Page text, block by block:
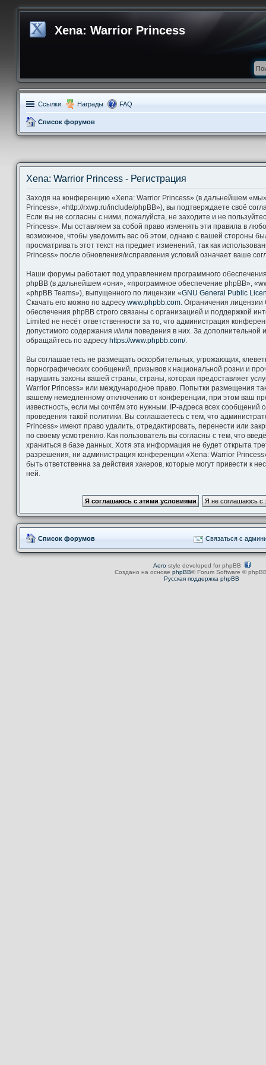
Xena: Warrior Princess
Ссылки Награды FAQ
Список форумов
Xena: Warrior Princess - Регистрация
Заходя на конференцию «Xena: Warrior Princess» (в дальнейшем
Princess», «http://rxwp.ru/include/phpBB»), вы подтверждаете своё
Если вы не согласны с ними, пожалуйста, не заходите и не
Princess». Мы оставляем за собой право изменять эти правила в
возможное, чтобы уведомить вас об этом, однако с вашей стороны
просматривать этот текст на предмет изменений, так как
Princess» после обновления/исправления условий означает ваше
Наши форумы работают под управлением программного
phpBB (в дальнейшем «они», «программное обеспечение phpBB»,
«phpBB Teams»), выпущенного по лицензии «GNU General Public
Скачать его можно по адресу www.phpbb.com. Ограничения лицензии
обеспечения phpBB строго связаны с организацией и поддержкой
Limited не несёт ответственности за то, что администрация
допустимого содержания и/или поведения в них. За
обращайтесь по адресу https://www.phpbb.com/.
Вы соглашаетесь не размещать оскорбительных, угрожающих,
порнографических сообщений, призывов к национальной розни и
нарушить законы вашей страны, страны, которая предоставляет
Warrior Princess» или международное право. Попытки размещения
вашему немедленному отключению от конференции, при этом ваш
известность, если мы сочтём это нужным. IP-адреса всех сообщений
проведения такой политики. Вы соглашаетесь с тем, что
Princess» имеют право удалить, отредактировать, перенести или
по своему усмотрению. Как пользователь вы согласны с тем, что
храниться в базе данных. Хотя эта информация не будет открыта
разрешения, ни администрация конференции «Xena: Warrior
быть ответственна за действия хакеров, которые могут привести к
ней.
Список форумов Связаться с
Aerostyle developed for phpBB
Создано на основе phpBB® Forum Software ©
Русская поддержка phpBB